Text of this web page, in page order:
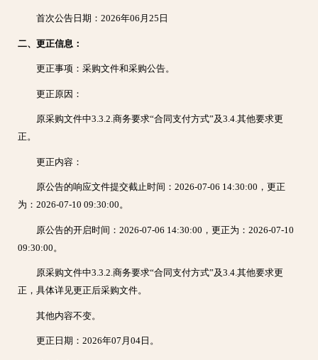
首次公告日期：2026年06月25日
二、更正信息：
更正事项：采购文件和采购公告。
更正原因：
原采购文件中3.3.2.商务要求“合同⽀付⽅式”及3.4.其他要求更
正。
更正内容：
原公告的响应文件提交截止时间：2026-07-06 14:30:00，更正
为：2026-07-10 09:30:00。
原公告的开启时间：2026-07-06 14:30:00，更正为：2026-07-10
09:30:00。
原采购文件中3.3.2.商务要求“合同⽀付⽅式”及3.4.其他要求更
正，具体详见更正后采购文件。
其他内容不变。
更正日期：2026年07月04日。